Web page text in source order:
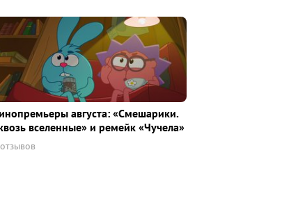
августа: «Смешарики.
вселенные» и ремейк «Чучела»